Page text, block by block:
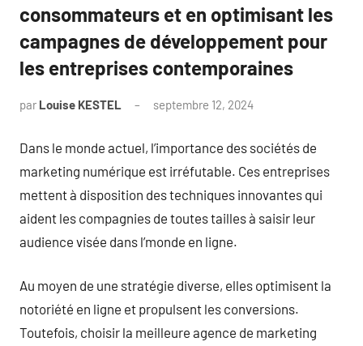
consommateurs et en optimisant les
campagnes de développement pour
les entreprises contemporaines
par Louise KESTEL septembre 12, 2024
Dans le monde actuel, l’importance des sociétés de
marketing numérique est irréfutable. Ces entreprises
mettent à disposition des techniques innovantes qui
aident les compagnies de toutes tailles à saisir leur
audience visée dans l’monde en ligne.
Au moyen de une stratégie diverse, elles optimisent la
notoriété en ligne et propulsent les conversions.
Toutefois, choisir la meilleure agence de marketing